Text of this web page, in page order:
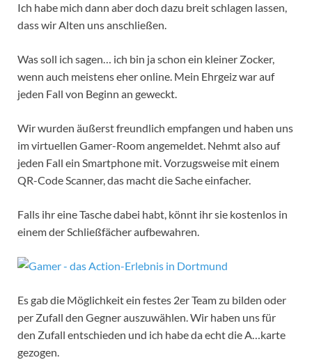
Ich habe mich dann aber doch dazu breit schlagen lassen,
dass wir Alten uns anschließen.
Was soll ich sagen… ich bin ja schon ein kleiner Zocker,
wenn auch meistens eher online. Mein Ehrgeiz war auf
jeden Fall von Beginn an geweckt.
Wir wurden äußerst freundlich empfangen und haben uns
im virtuellen Gamer-Room angemeldet. Nehmt also auf
jeden Fall ein Smartphone mit. Vorzugsweise mit einem
QR-Code Scanner, das macht die Sache einfacher.
Falls ihr eine Tasche dabei habt, könnt ihr sie kostenlos in
einem der Schließfächer aufbewahren.
Es gab die Möglichkeit ein festes 2er Team zu bilden oder
per Zufall den Gegner auszuwählen. Wir haben uns für
den Zufall entschieden und ich habe da echt die A…karte
gezogen.